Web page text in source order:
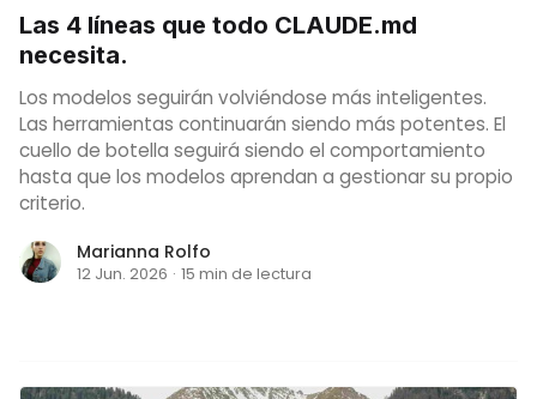
Las 4 líneas que todo CLAUDE.md
necesita.
Los modelos seguirán volviéndose más inteligentes.
Las herramientas continuarán siendo más potentes. El
cuello de botella seguirá siendo el comportamiento
hasta que los modelos aprendan a gestionar su propio
criterio.
Marianna Rolfo
12 Jun. 2026 · 15 min de lectura